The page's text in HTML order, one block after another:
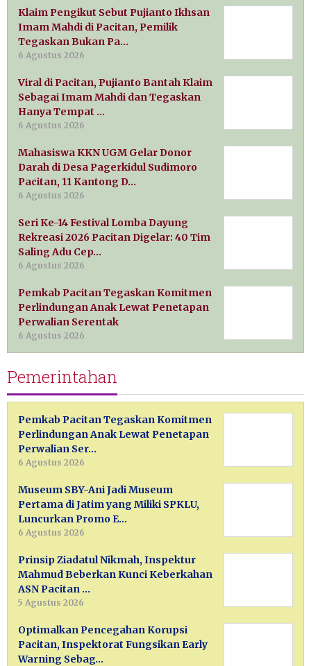
Klaim Pengikut Sebut Pujianto Ikhsan
Imam Mahdi di Pacitan, Pemilik
Tegaskan Bukan Pa…
6 Agustus 2026
Viral di Pacitan, Pujianto Bantah Klaim
Sebagai Imam Mahdi dan Tegaskan
Hanya Tempat …
6 Agustus 2026
Mahasiswa KKN UGM Gelar Donor
Darah di Desa Pagerkidul Sudimoro
Pacitan, 11 Kantong D…
6 Agustus 2026
Seri Ke-14 Festival Lomba Dayung
Rekreasi 2026 Pacitan Digelar: 40 Tim
Saling Adu Cep…
6 Agustus 2026
Pemkab Pacitan Tegaskan Komitmen
Perlindungan Anak Lewat Penetapan
Perwalian Serentak
6 Agustus 2026
Pemerintahan
Pemkab Pacitan Tegaskan Komitmen
Perlindungan Anak Lewat Penetapan
Perwalian Ser…
6 Agustus 2026
Museum SBY-Ani Jadi Museum
Pertama di Jatim yang Miliki SPKLU,
Luncurkan Promo E…
6 Agustus 2026
Prinsip Ziadatul Nikmah, Inspektur
Mahmud Beberkan Kunci Keberkahan
ASN Pacitan …
5 Agustus 2026
Optimalkan Pencegahan Korupsi
Pacitan, Inspektorat Fungsikan Early
Warning Sebag…